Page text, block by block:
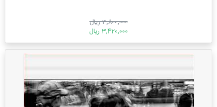
3,800,000 ریال
3,420,000 ریال